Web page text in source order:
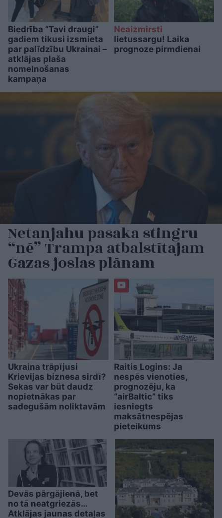
Biedrība “Tavi draugi”
gadiem tikusi izsmieta
par palīdzību Ukrainai –
atklājas plaša
nomelnošanas
kampaņa
Neaizmirsti
lietussargu! Laika
prognoze pirmdienai
Netanjahu pasaka stingru
“nē” Trampa atbalstītajam
Gazas joslas plānam
Ukraina trāpījusi
Krievijas biznesa sirdī?
Sekas var būt daudz
nopietnākas par
sadegušām noliktavām
Raitis Logins: Ja
nespēs vienoties,
prognozēju, ka
“airBaltic” tiks
iesniegts
maksātnespējas
pieteikums
Devās pārgājienā, bet
no tā neatgriezās…
Atklājas jaunas detaļas